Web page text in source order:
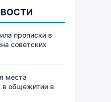
прописки в
советских
места
в общежитии в